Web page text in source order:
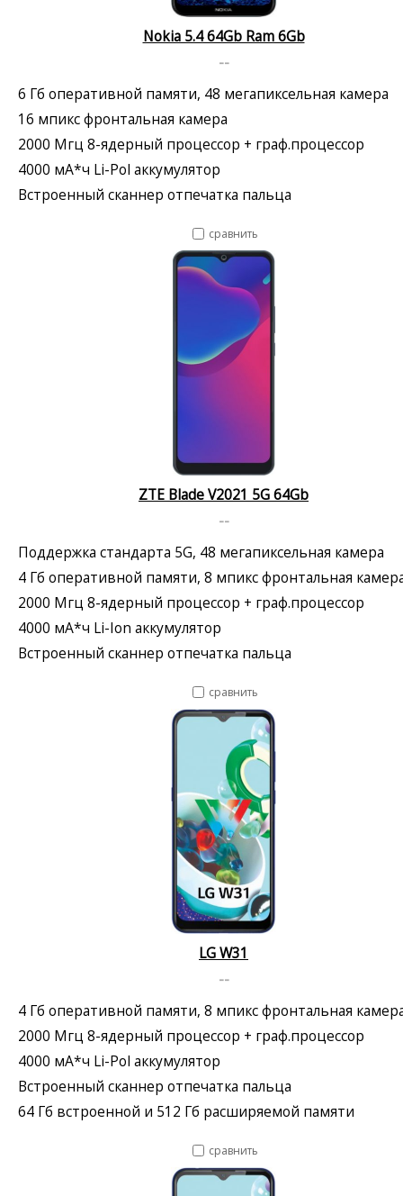
Nokia 5.4 64Gb Ram 6Gb
--
6 Гб оперативной памяти, 48 мегапиксельная камера
16 мпикс фронтальная камера
2000 Мгц 8-ядерный процессор + граф.процессор
4000 мА*ч Li-Pol аккумулятор
Встроенный сканнер отпечатка пальца
сравнить
ZTE Blade V2021 5G 64Gb
--
Поддержка стандарта 5G, 48 мегапиксельная камера
4 Гб оперативной памяти, 8 мпикс фронтальная
2000 Мгц 8-ядерный процессор + граф.процессор
4000 мА*ч Li-Ion аккумулятор
Встроенный сканнер отпечатка пальца
сравнить
LG W31
--
4 Гб оперативной памяти, 8 мпикс фронтальная
2000 Мгц 8-ядерный процессор + граф.процессор
4000 мА*ч Li-Pol аккумулятор
Встроенный сканнер отпечатка пальца
64 Гб встроенной и 512 Гб расширяемой памяти
сравнить